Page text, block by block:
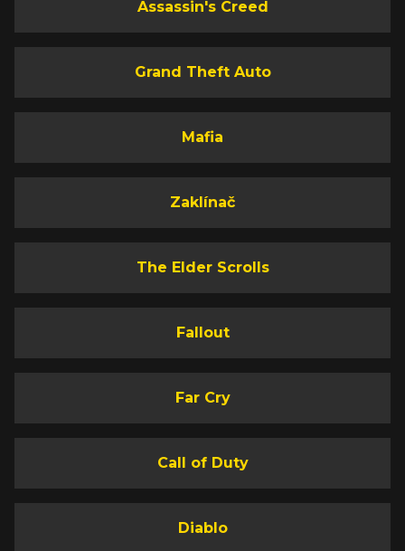
Assassin's Creed
Grand Theft Auto
Mafia
Zaklínač
The Elder Scrolls
Fallout
Far Cry
Call of Duty
Diablo